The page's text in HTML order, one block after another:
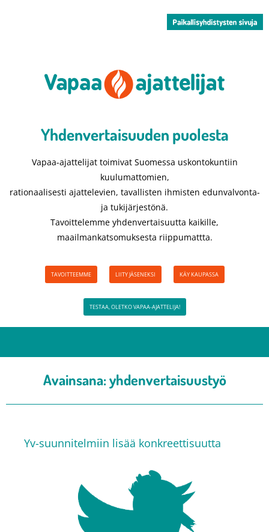
Yhdenvertaisuuden puolesta​
Vapaa-ajattelijat toimivat Suomessa uskontokuntiin
kuulumattomien,
rationaalisesti ajattelevien, tavallisten ihmisten edunvalvonta-
ja tukijärjestönä.
Tavoittelemme yhdenvertaisuutta kaikille,
maailmankatsomuksesta riippumattta.
TAVOITTEEMME LIITY JÄSENEKSI KÄY KAUPASSA
TESTAA, OLETKO VAPAA-AJATTELIJA!
Avainsana:yhdenvertaisuustyö
Yv-suunnitelmiin lisää konkreettisuutta